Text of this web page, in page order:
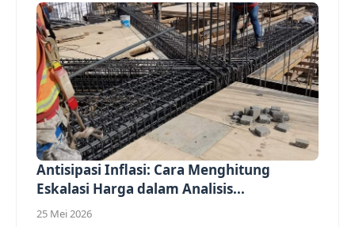
Antisipasi Inflasi: Cara Menghitung
Eskalasi Harga dalam Analisis...
25 Mei 2026